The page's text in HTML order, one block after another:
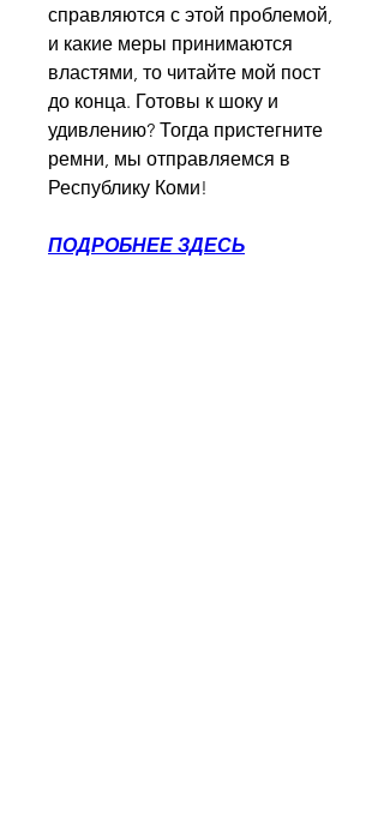
справляются с этой проблемой,
и какие меры принимаются
властями, то читайте мой пост
до конца. Готовы к шоку и
удивлению? Тогда пристегните
ремни, мы отправляемся в
Республику Коми!
ПОДРОБНЕЕ ЗДЕСЬ